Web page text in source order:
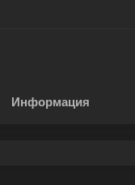
Информация